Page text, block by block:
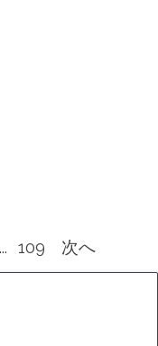
：ジ：
ジに移動：
... ページに移動：
109
次へ